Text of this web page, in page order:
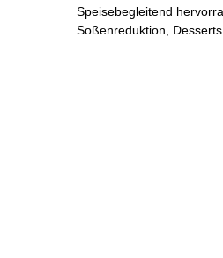
Speisebegleitend
Soßenreduktion,